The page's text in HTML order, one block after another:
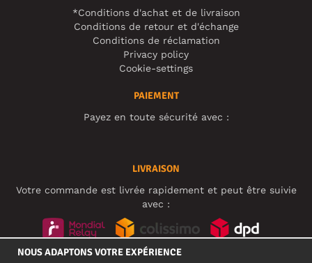
*Conditions d'achat et de livraison
Conditions de retour et d'échange
Conditions de réclamation
Privacy policy
Cookie-settings
PAIEMENT
Payez en toute sécurité avec :
LIVRAISON
Votre commande est livrée rapidement et peut être suivie
avec :
NOUS ADAPTONS VOTRE EXPÉRIENCE